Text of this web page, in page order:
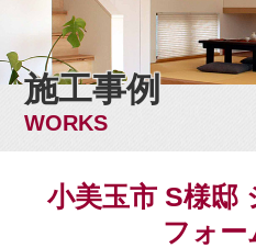
施工事例
WORKS
小美玉市 S様邸
フォー